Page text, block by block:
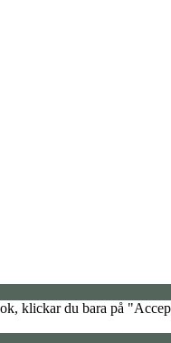
klickar du bara på